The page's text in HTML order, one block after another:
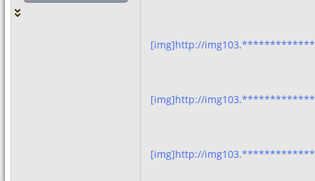
[img]http://img103.**************/
[img]http://img103.**************/
[img]http://img103.**************/